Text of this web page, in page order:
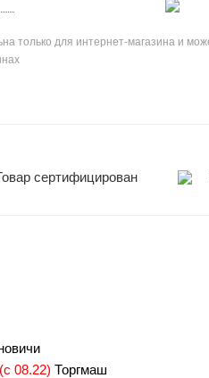
только для интернет-магазина и
сертифицирован
08.22) Торгмаш